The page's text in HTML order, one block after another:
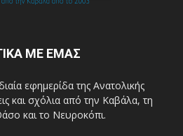
ΜΕ ΕΜΑΣ
εφημερίδα της Ανατολικής
και σχόλια από την Καβάλα, τη
και το Νευροκόπι.